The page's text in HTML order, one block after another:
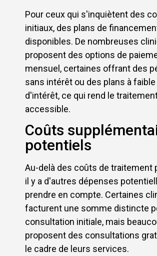
Pour ceux qui s'inquiètent des
initiaux, des plans de
disponibles. De nombreuses
proposent des options de
mensuel, certaines offrant des
sans intérêt ou des plans à
d'intérêt, ce qui rend le
accessible.
Coûts
potentiels
Au-delà des coûts de traitement
il y a d'autres dépenses
prendre en compte. Certaines
facturent une somme distincte
consultation initiale, mais
proposent des consultations
le cadre de leurs services.